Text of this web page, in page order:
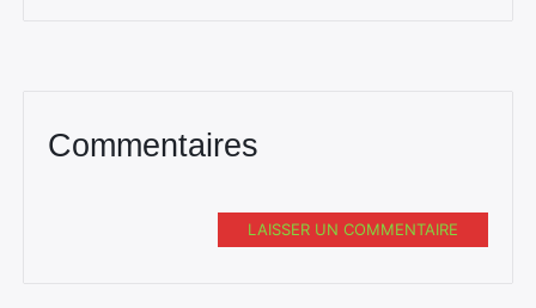
Commentaires
LAISSER UN COMMENTAIRE